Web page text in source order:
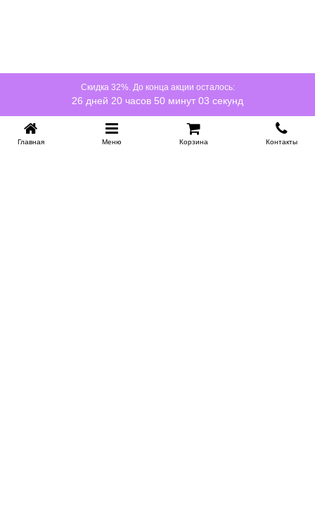
Главная Меню Корзина Контакты
Скидка 32%. До конца акции осталось:
26 дней 20 часов 50 минут 03 секунд